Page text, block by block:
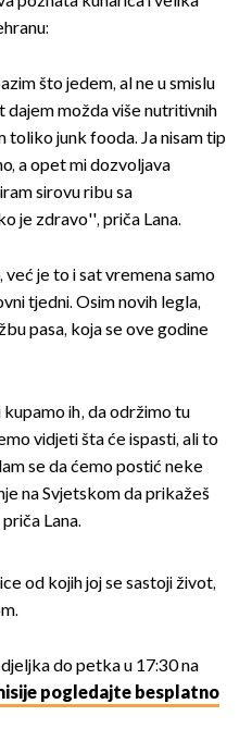
što jedem, al ne u smislu
dajem možda više nutritivnih
toliko junk fooda. Ja nisam tip
a opet mi dozvoljava
sirovu ribu sa
je zdravo'', priča Lana.
već je to i sat vremena samo
tjedni. Osim novih legla,
pasa, koja se ove godine
ih, da održimo tu
vidjeti šta će ispasti, ali to
se da ćemo postić neke
na Svjetskom da prikažeš
Lana.
od kojih joj se sastoji život,
do petka u 17:30 na
pogledajte besplatno